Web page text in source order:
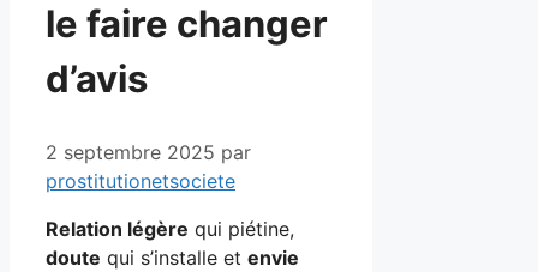
le faire changer
d’avis
2 septembre 2025 par
prostitutionetsociete
Relation légère qui piétine,
doute qui s’installe et envie